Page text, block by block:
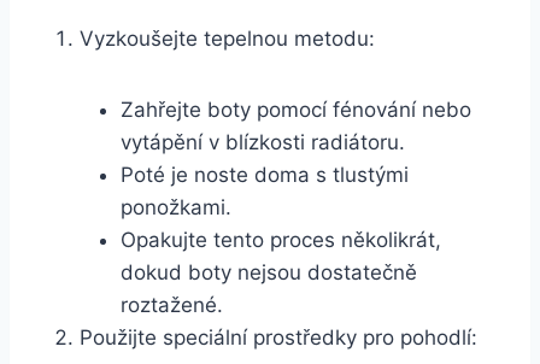
Vyzkoušejte tepelnou metodu:
Zahřejte boty pomocí fénování nebo
vytápění v blízkosti radiátoru.
Poté je noste⁣ doma s tlustými
ponožkami.
Opakujte ⁢tento proces‍ několikrát,
dokud boty nejsou ⁤dostatečně
⁤roztažené.
Použijte speciální prostředky‌ pro pohodlí: